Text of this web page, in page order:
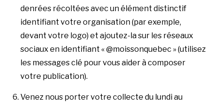
denrées récoltées avec un élément distinctif
identifiant votre organisation (par exemple,
devant votre logo) et ajoutez-la sur les réseaux
sociaux en identifiant « @moissonquebec » (utilisez
les messages clé pour vous aider à composer
votre publication).
Venez nous porter votre collecte du lundi au